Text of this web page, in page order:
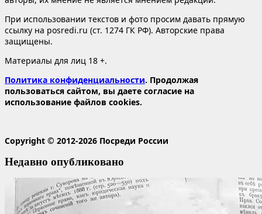
При использовании текстов и фото просим давать прямую
ссылку на posredi.ru (ст. 1274 ГК РФ). Авторские права
защищены.
Материалы для лиц 18 +.
Политика конфиденциальности. Продолжая
пользоваться сайтом, вы даете согласие на
использование файлов cookies.
Copyright © 2012-2026 Посреди России
Недавно опубликовано